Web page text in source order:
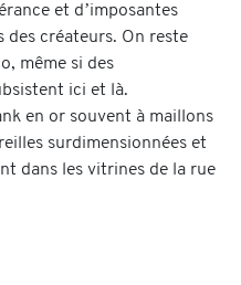
et d’imposantes
des créateurs. On reste
même si des
ici et là.
en or souvent à maillons
surdimensionnées et
dans les vitrines de la rue